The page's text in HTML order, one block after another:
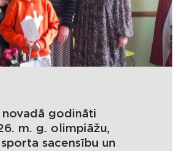
novadā godināti
m. g. olimpiāžu,
sacensību un